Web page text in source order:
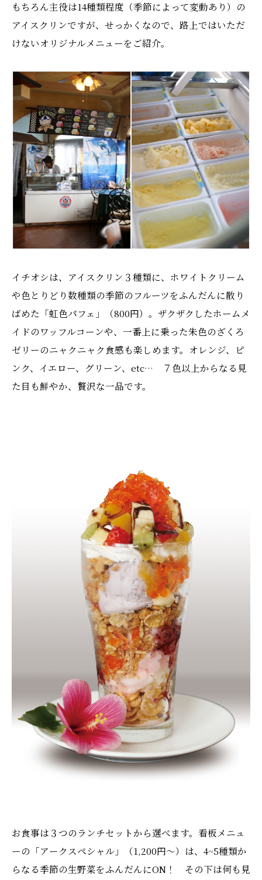
もちろん主役は14種類程度（季節によって変動あり）の
アイスクリンですが、せっかくなので、路上ではいただ
けないオリジナルメニューをご紹介。
イチオシは、アイスクリン３種類に、ホワイトクリーム
や色とりどり数種類の季節のフルーツをふんだんに散り
ばめた「虹色パフェ」（800円）。ザクザクしたホームメ
イドのワッフルコーンや、一番上に乗った朱色のざくろ
ゼリーのニャクニャク食感も楽しめます。オレンジ、ピ
ンク、イエロー、グリーン、etc… ７色以上からなる見
た目も鮮やか、贅沢な一品です。
お食事は３つのランチセットから選べます。看板メニュ
ーの「アークスペシャル」（1,200円～）は、4~5種類か
らなる季節の生野菜をふんだんにON！ その下は何も見